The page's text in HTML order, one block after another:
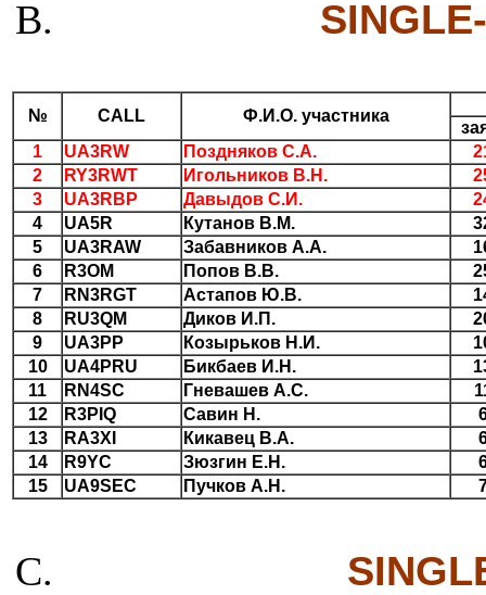
№ CALL Ф.И.О. участника
1
UA3RW Поздняков С.А.
2
RY3RWT Игольников В.Н.
3
UA3RBP Давыдов С.И.
4
UA5R Кутанов В.М.
5
UA3RAW Забавников А.А.
6
R3OM Попов В.В.
7
RN3RGT Астапов Ю.В.
8
RU3QM Диков И.П.
9
UA3PP Козырьков Н.И.
10
UA4PRU Бикбаев И.Н.
11
RN4SC Гневашев А.С.
12
R3PIQ Савин Н.
13
RA3XI Кикавец В.А.
14
R9YC Зюзгин Е.Н.
15
UA9SEC Пучков А.Н.